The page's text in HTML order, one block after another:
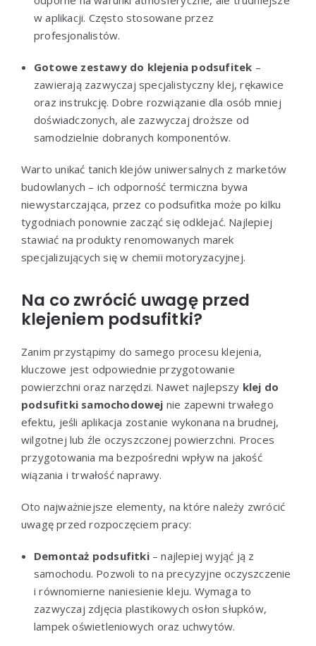
w aplikacji. Często stosowane przez
profesjonalistów.
Gotowe zestawy do klejenia podsufitek –
zawierają zazwyczaj specjalistyczny klej, rękawice
oraz instrukcję. Dobre rozwiązanie dla osób mniej
doświadczonych, ale zazwyczaj droższe od
samodzielnie dobranych komponentów.
Warto unikać tanich klejów uniwersalnych z marketów
budowlanych – ich odporność termiczna bywa
niewystarczająca, przez co podsufitka może po kilku
tygodniach ponownie zacząć się odklejać. Najlepiej
stawiać na produkty renomowanych marek
specjalizujących się w chemii motoryzacyjnej.
Na co zwrócić uwagę przed
klejeniem podsufitki?
Zanim przystąpimy do samego procesu klejenia,
kluczowe jest odpowiednie przygotowanie
powierzchni oraz narzędzi. Nawet najlepszy klej do
podsufitki samochodowej nie zapewni trwałego
efektu, jeśli aplikacja zostanie wykonana na brudnej,
wilgotnej lub źle oczyszczonej powierzchni. Proces
przygotowania ma bezpośredni wpływ na jakość
wiązania i trwałość naprawy.
Oto najważniejsze elementy, na które należy zwrócić
uwagę przed rozpoczęciem pracy:
Demontaż podsufitki– najlepiej wyjąć ją z
samochodu. Pozwoli to na precyzyjne oczyszczenie
i równomierne naniesienie kleju. Wymaga to
zazwyczaj zdjęcia plastikowych osłon słupków,
lampek oświetleniowych oraz uchwytów.